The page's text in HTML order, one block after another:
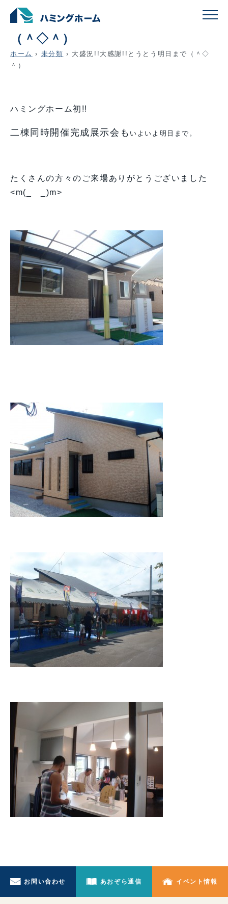
大盛況!!大感謝!!とうとう明日まで
（＾◇＾）
ホーム › 未分類 › 大盛況!!大感謝!!とうとう明日まで（＾◇
＾）
ハミングホーム初!!
二棟同時開催完成展示会も いよいよ明日まで。
たくさんの方々のご来場ありがとうございました
<m(_ _)m>
お問い合わせ あおぞら通信 イベント情報